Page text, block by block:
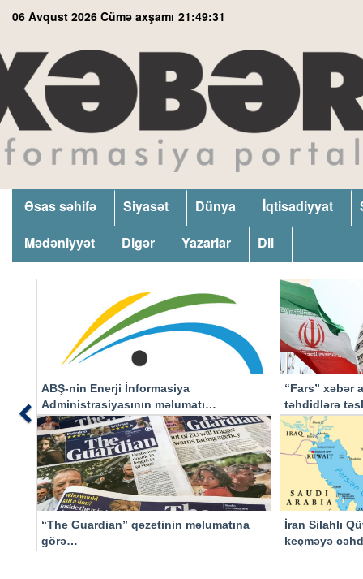
06 Avqust 2026 Cümə axşamı 21:49:32
Əsas səhifə Siyasət Dünya İqtisadiyyat
Mədəniyyət
Digər Yazarlar Dil
ABŞ-nin Enerji İnformasiya
Administrasiyasının məlumatı
əsasında…
“Fars” xəbər
təhdidlərə
“The Guardian” qəzetinin məlumatına
görə…
İran Silahlı
keçməyə
Previous